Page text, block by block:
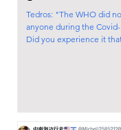
Tedros: "The WHO did
anyone during the
Did you experience it